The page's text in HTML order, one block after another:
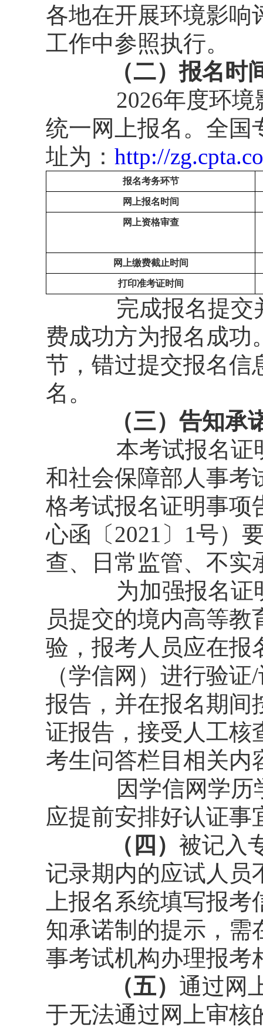
各地在开展环境影响
工作中参照执行。
（二）报名时
2026年度环
统一网上报名。全国
址为： http://
报名考务环节
网上报名时间
网上资格审查
网上缴费截止时间
打印准考证时间
完成报名提交
费成功方为报名成功
节，错过提交报名信
名。
（三）告知承
本考试报名证
和社会保障部人事考
格考试报名证明事项
心函〔2021〕1号）
查、日常监管、不实
为加强报名证
员提交的境内高等
验，报考人员应在报
（学信网）进行验
报告，并在报名期间
证报告，接受人工核
考生问答栏目相关内
因学信网学
应提前安排好认证事
（四） 被记入
记录期内的应试人员
上报名系统填写报
知承诺制的提示，需
事考试机构办理报考
（五） 通过网
于无法通过网上审核